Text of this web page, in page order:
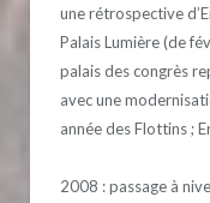
une rétrospective
Palais Lumière (de
palais des congrès
avec une
année des Flottins ;
2008 : passage à